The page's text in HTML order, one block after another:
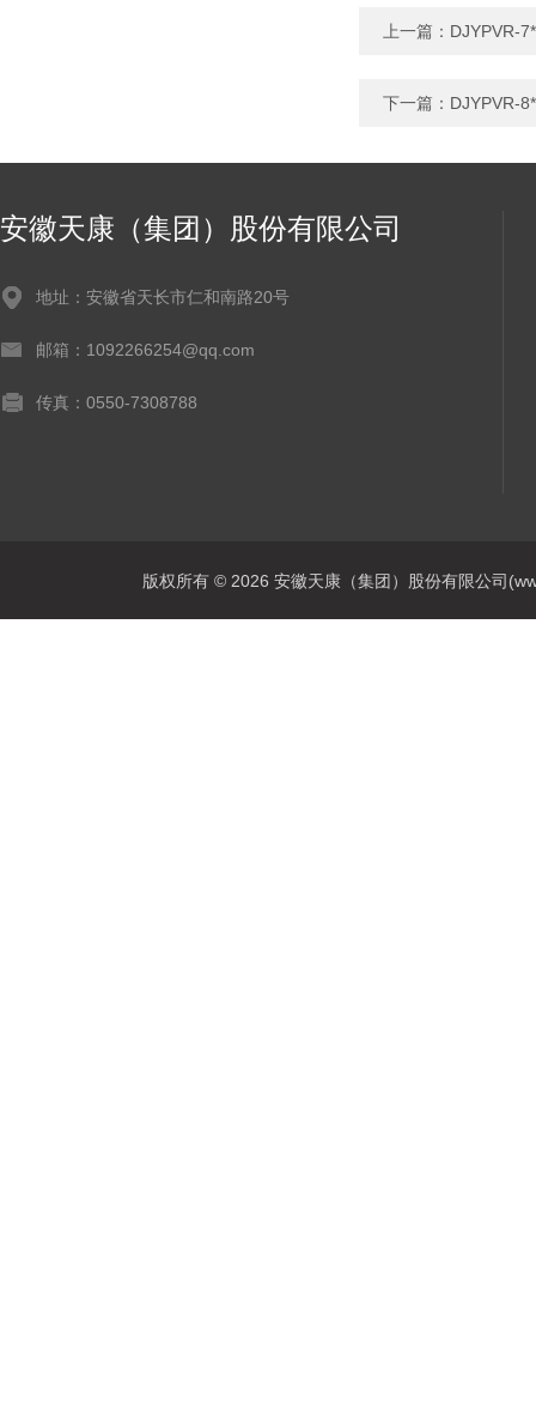
上一篇： DJYPVR-
下一篇： DJYPVR-
安徽天康（集团）股份有限公司
地址：安徽省天长市仁和南路20号
邮箱：1092266254@qq.com
传真：0550-7308788
版权所有 © 2026 安徽天康（集团）股份有限公司